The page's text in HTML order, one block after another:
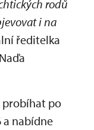
rodů
i na
ředitelka
probíhat po
a nabídne